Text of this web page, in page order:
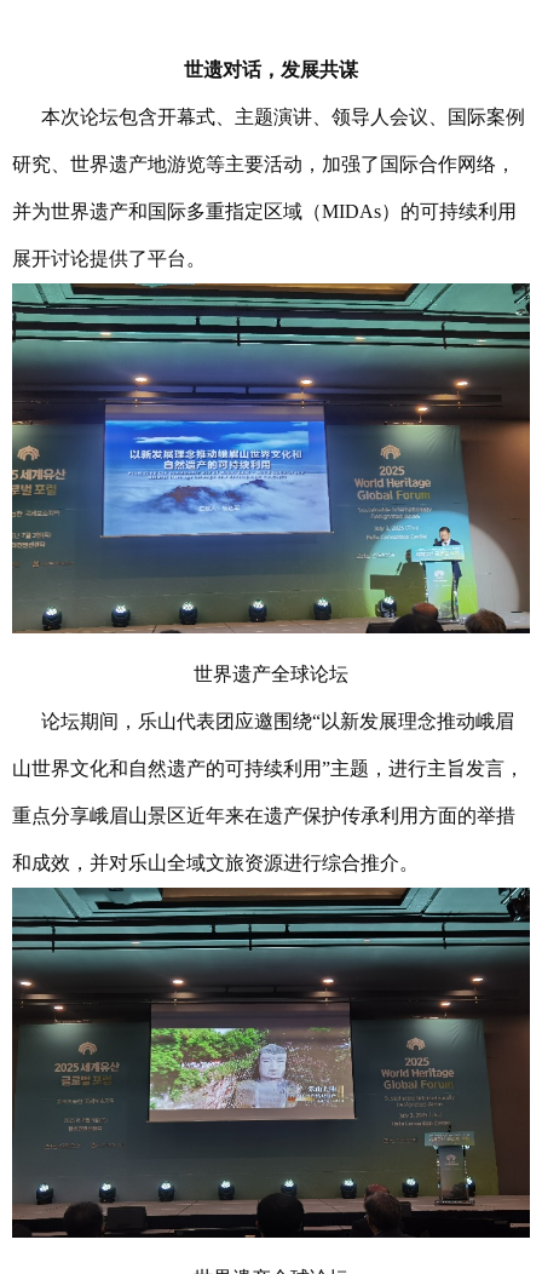
世遗对话，发展共谋
本次论坛包含开幕式、主题演讲、领导人会议、国际案例
研究、世界遗产地游览等主要活动，加强了国际合作网络，
并为世界遗产和国际多重指定区域（MIDAs）的可持续利用
展开讨论提供了平台。
世界遗产全球论坛
论坛期间，乐山代表团应邀围绕“以新发展理念推动峨眉
山世界文化和自然遗产的可持续利用”主题，进行主旨发言，
重点分享峨眉山景区近年来在遗产保护传承利用方面的举措
和成效，并对乐山全域文旅资源进行综合推介。